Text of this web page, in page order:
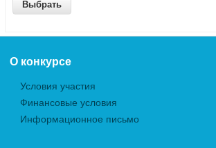
О конкурсе
Условия участия
Финансовые условия
Информационное письмо